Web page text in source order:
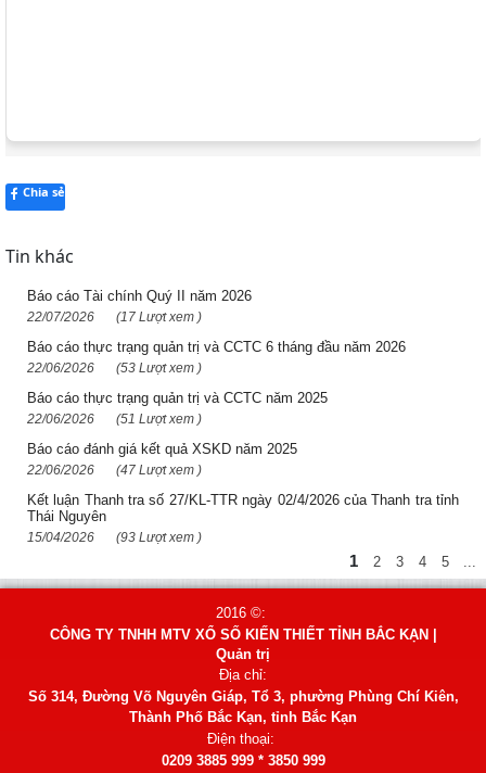
Chia sẻ
Tin khác
Báo cáo Tài chính Quý II năm 2026
22/07/2026 (17 Lượt xem )
Báo cáo thực trạng quản trị và CCTC 6 tháng đầu năm 2026
22/06/2026 (53 Lượt xem )
Báo cáo thực trạng quản trị và CCTC năm 2025
22/06/2026 (51 Lượt xem )
Báo cáo đánh giá kết quả XSKD năm 2025
22/06/2026 (47 Lượt xem )
Kết luận Thanh tra số 27/KL-TTR ngày 02/4/2026 của Thanh tra tỉnh
Thái Nguyên
15/04/2026 (93 Lượt xem )
1 2 3 4 5 ...
2016 ©:
CÔNG TY TNHH MTV XỔ SỐ KIẾN THIẾT TỈNH BẮC KẠN |
Quản trị
Địa chỉ:
Số 314, Đường Võ Nguyên Giáp, Tổ 3, phường Phùng Chí Kiên,
Thành Phố Bắc Kạn, tỉnh Bắc Kạn
Điện thoại:
0209 3885 999 * 3850 999